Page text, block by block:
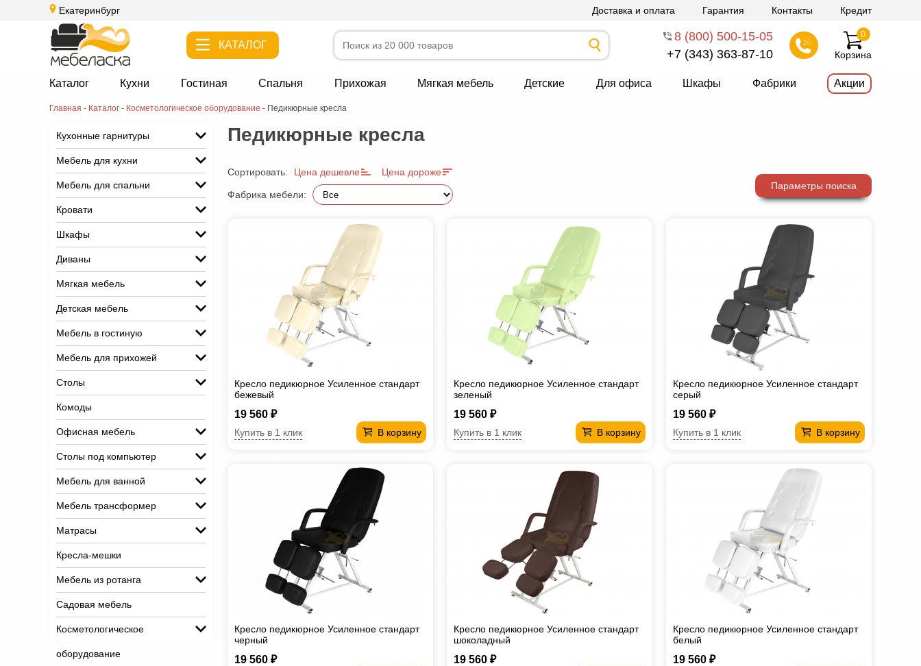
Екатеринбург Доставка и оплата Гарантия Контакты Кредит
КАТАЛОГ
8 (800) 500-15-05
+7 (343) 363-87-10
Корзина
0
Каталог Кухни Гостиная Спальня Прихожая Мягкая мебель Детские Для офиса Шкафы Фабрики Акции
Главная - Каталог - Косметологическое оборудование - Педикюрные кресла
Кухонные гарнитуры
Мебель для кухни
Мебель для спальни
Кровати
Шкафы
Диваны
Мягкая мебель
Детская мебель
Мебель в гостиную
Мебель для прихожей
Столы
Комоды
Офисная мебель
Столы под компьютер
Мебель для ванной
Мебель трансформер
Матрасы
Кресла-мешки
Мебель из ротанга
Садовая мебель
Косметологическое
оборудование
Педикюрные кресла
Сортировать: Цена дешевле Цена дороже
Фабрика мебели:
Параметры поиска
Кресло педикюрное Усиленное стандарт
бежевый
19 560 ₽
В корзину
Купить в 1 клик
Кресло педикюрное Усиленное стандарт
зеленый
19 560 ₽
В корзину
Купить в 1 клик
Кресло педикюрное Усиленное стандарт
серый
19 560 ₽
В корзину
Купить в 1 клик
Кресло педикюрное Усиленное стандарт
черный
19 560 ₽
Кресло педикюрное Усиленное стандарт
шоколадный
19 560 ₽
Кресло педикюрное Усиленное стандарт
белый
19 560 ₽